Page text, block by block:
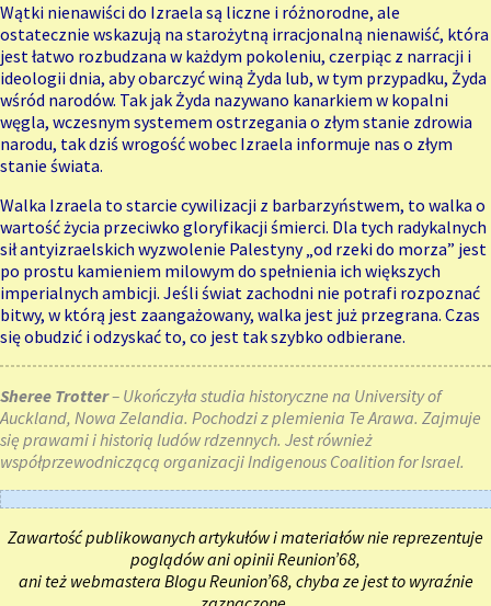
Wątki nienawiści do Izraela są liczne i różnorodne, ale
ostatecznie wskazują na starożytną irracjonalną nienawiść, która
jest łatwo rozbudzana w każdym pokoleniu, czerpiąc z narracji i
ideologii dnia, aby obarczyć winą Żyda lub, w tym przypadku, Żyda
wśród narodów. Tak jak Żyda nazywano kanarkiem w kopalni
węgla, wczesnym systemem ostrzegania o złym stanie zdrowia
narodu, tak dziś wrogość wobec Izraela informuje nas o złym
stanie świata.
Walka Izraela to starcie cywilizacji z barbarzyństwem, to walka o
wartość życia przeciwko gloryfikacji śmierci. Dla tych radykalnych
sił antyizraelskich wyzwolenie Palestyny „od rzeki do morza” jest
po prostu kamieniem milowym do spełnienia ich większych
imperialnych ambicji. Jeśli świat zachodni nie potrafi rozpoznać
bitwy, w którą jest zaangażowany, walka jest już przegrana. Czas
się obudzić i odzyskać to, co jest tak szybko odbierane.
Sheree Trotter– Ukończyła studia historyczne na University of
Auckland, Nowa Zelandia. Pochodzi z plemienia Te Arawa. Zajmuje
się prawami i historią ludów rdzennych. Jest również
współprzewodniczącą organizacji Indigenous Coalition for Israel.
Zawartość publikowanych artykułów i materiałów nie reprezentuje
poglądów ani opinii Reunion’68,
ani też webmastera Blogu Reunion’68, chyba ze jest to wyraźnie